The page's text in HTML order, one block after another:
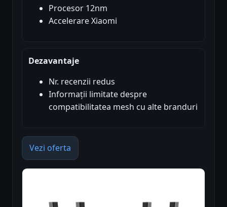
Procesor 12nm
Accelerare Xiaomi
Dezavantaje
Nr. recenzii redus
Informații limitate despre
compatibilitatea mesh cu alte branduri
Vezi oferta